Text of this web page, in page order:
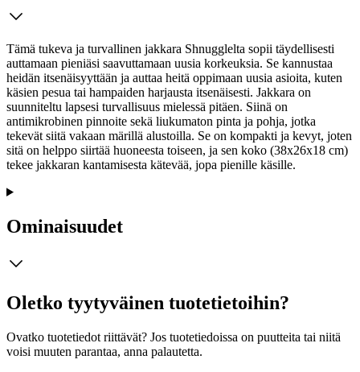
Tämä tukeva ja turvallinen jakkara Shnugglelta sopii täydellisesti
auttamaan pieniäsi saavuttamaan uusia korkeuksia. Se kannustaa
heidän itsenäisyyttään ja auttaa heitä oppimaan uusia asioita, kuten
käsien pesua tai hampaiden harjausta itsenäisesti. Jakkara on
suunniteltu lapsesi turvallisuus mielessä pitäen. Siinä on
antimikrobinen pinnoite sekä liukumaton pinta ja pohja, jotka
tekevät siitä vakaan märillä alustoilla. Se on kompakti ja kevyt, joten
sitä on helppo siirtää huoneesta toiseen, ja sen koko (38x26x18 cm)
tekee jakkaran kantamisesta kätevää, jopa pienille käsille.
Ominaisuudet
Oletko tyytyväinen tuotetietoihin?
Ovatko tuotetiedot riittävät? Jos tuotetiedoissa on puutteita tai niitä
voisi muuten parantaa, anna palautetta.